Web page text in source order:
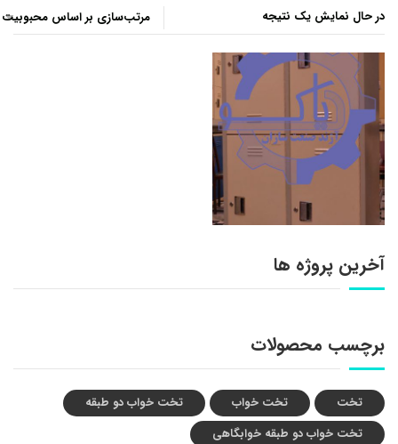
در حال نمایش یک نتیجه
آخرین پروژه ها
برچسب محصولات
تخت تخت خواب
تخت خواب دو طبقه
تخت خواب دو طبقه خوابگاهی